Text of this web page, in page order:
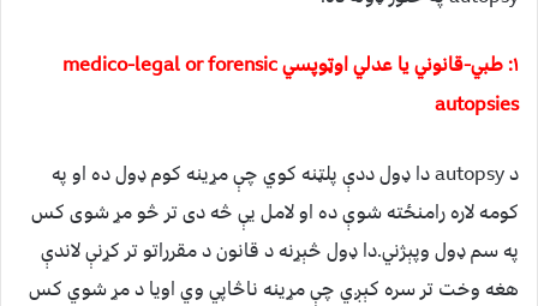
۱: طبي-قانوني یا عدلي اوټوپسي medico-legal or forensic
autopsies
د autopsy دا ډول ددې پلټنه کوي چې مړینه کوم ډول ده او په
کومه لاره رامنځته شوې ده او لامل یې څه دی تر څو مړ شوی کس
په سم ډول وپېژني.دا ډول څېړنه د قانون د مقرراتو تر کړنې لاندې
هغه وخت تر سره کېږي چې مړینه ناڅاپي وي اویا د مړ شوي کس